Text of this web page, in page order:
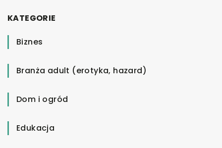
KATEGORIE
Biznes
Branża adult (erotyka, hazard)
Dom i ogród
Edukacja